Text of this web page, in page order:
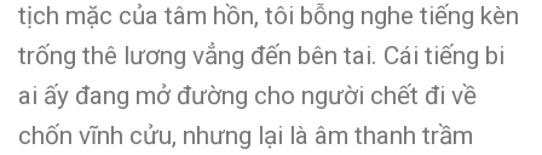
tịch mặc của tâm hồn, tôi bỗng nghe tiếng kèn
trống thê lương vẳng đến bên tai. Cái tiếng bi
ai ấy đang mở đường cho người chết đi về
chốn vĩnh cửu, nhưng lại là âm thanh trầm